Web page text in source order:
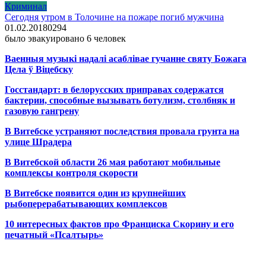
Криминал
Сегодня утром в Толочине на пожаре погиб мужчина
01.02.20180294
было эвакуировано 6 человек
Ваенныя музыкі надалі асаблівае гучанне святу Божага
Цела ў Віцебску
Госстандарт: в белорусских приправах содержатся
бактерии, способные вызывать ботулизм, столбняк и
газовую гангрену
В Витебске устраняют последствия провала грунта на
улице Шрадера
В Витебской области 26 мая работают мобильные
комплексы контроля скорости
В Витебске появится один из крупнейших
рыбоперерабатывающих комплексов
10 интересных фактов про Франциска Скорину и его
печатный «Псалтырь»